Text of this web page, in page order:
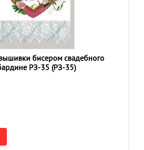
бисером свадебного
РЗ-35 (РЗ-35)